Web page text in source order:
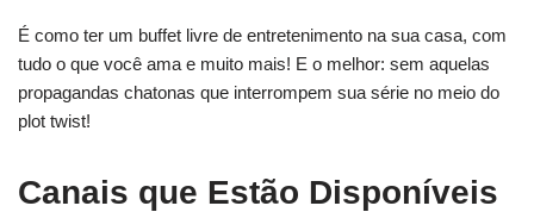
É como ter um buffet livre de entretenimento na sua casa, com
tudo o que você ama e muito mais! E o melhor: sem aquelas
propagandas chatonas que interrompem sua série no meio do
plot twist!
Canais que Estão Disponíveis